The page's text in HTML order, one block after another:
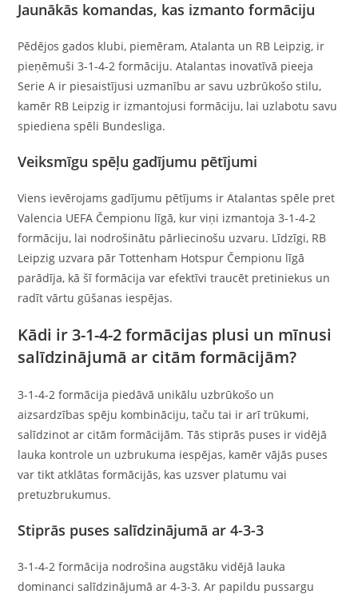
Jaunākās komandas, kas izmanto formāciju
Pēdējos gados klubi, piemēram, Atalanta un RB Leipzig, ir
pieņēmuši 3-1-4-2 formāciju. Atalantas inovatīvā pieeja
Serie A ir piesaistījusi uzmanību ar savu uzbrūkošo stilu,
kamēr RB Leipzig ir izmantojusi formāciju, lai uzlabotu savu
spiediena spēli Bundesliga.
Veiksmīgu spēļu gadījumu pētījumi
Viens ievērojams gadījumu pētījums ir Atalantas spēle pret
Valencia UEFA Čempionu līgā, kur viņi izmantoja 3-1-4-2
formāciju, lai nodrošinātu pārliecinošu uzvaru. Līdzīgi, RB
Leipzig uzvara pār Tottenham Hotspur Čempionu līgā
parādīja, kā šī formācija var efektīvi traucēt pretiniekus un
radīt vārtu gūšanas iespējas.
Kādi ir 3-1-4-2 formācijas plusi un mīnusi
salīdzinājumā ar citām formācijām?
3-1-4-2 formācija piedāvā unikālu uzbrūkošo un
aizsardzības spēju kombināciju, taču tai ir arī trūkumi,
salīdzinot ar citām formācijām. Tās stiprās puses ir vidējā
lauka kontrole un uzbrukuma iespējas, kamēr vājās puses
var tikt atklātas formācijās, kas uzsver platumu vai
pretuzbrukumus.
Stiprās puses salīdzinājumā ar 4-3-3
3-1-4-2 formācija nodrošina augstāku vidējā lauka
dominanci salīdzinājumā ar 4-3-3. Ar papildu pussargu